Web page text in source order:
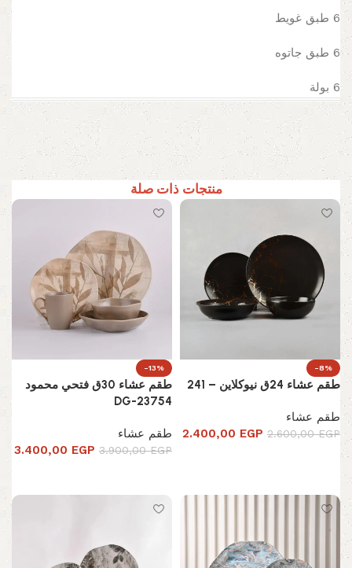
6 طبق غويط
6 طبق جاتوه
6 بولة
منتجات ذات صلة
-8%
طقم عشاء 24ق نيوكلاين – 241
طقم عشاء
2.600,00EGP
2.400,00 EGP
-13%
طقم عشاء 30ق فتحي محمود
DG-23754
طقم عشاء
3.900,00EGP
3.400,00 EGP